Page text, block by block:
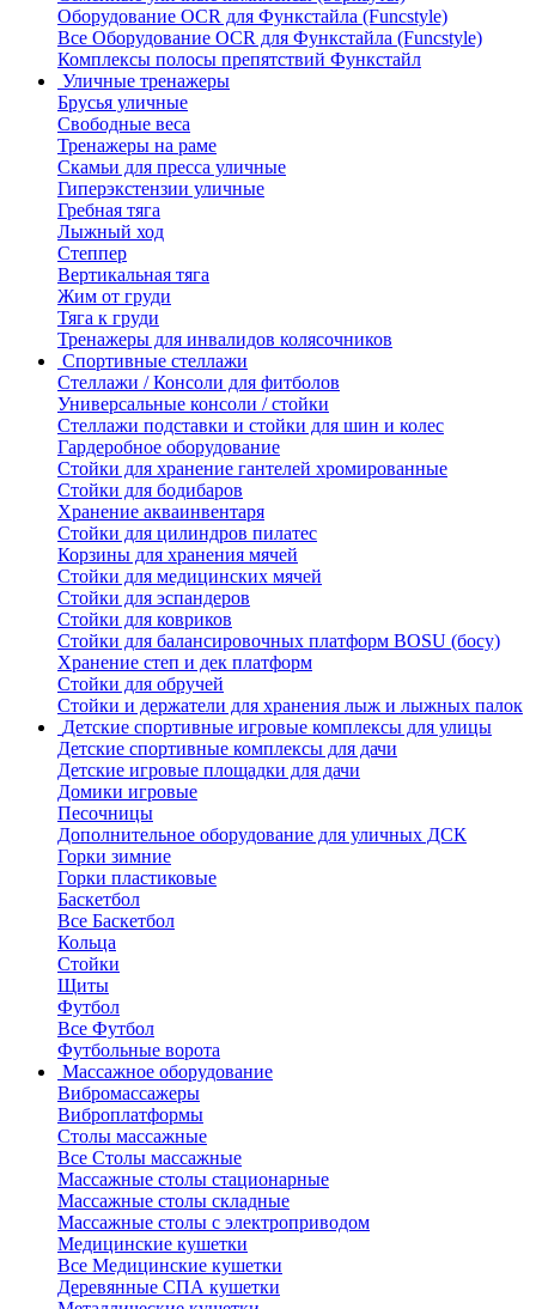
Оборудование OCR для Функстайла (Funcstyle)
Все Оборудование OCR для Функстайла (Funcstyle)
Комплексы полосы препятствий Функстайл
Уличные тренажеры
Брусья уличные
Свободные веса
Тренажеры на раме
Скамьи для пресса уличные
Гиперэкстензии уличные
Гребная тяга
Лыжный ход
Степпер
Вертикальная тяга
Жим от груди
Тяга к груди
Тренажеры для инвалидов колясочников
Спортивные стеллажи
Стеллажи / Консоли для фитболов
Универсальные консоли / стойки
Стеллажи подставки и стойки для шин и колес
Гардеробное оборудование
Стойки для хранение гантелей хромированные
Стойки для бодибаров
Хранение акваинвентаря
Стойки для цилиндров пилатес
Корзины для хранения мячей
Стойки для медицинских мячей
Стойки для эспандеров
Стойки для ковриков
Стойки для балансировочных платформ BOSU (босу)
Хранение степ и дек платформ
Стойки для обручей
Стойки и держатели для хранения лыж и лыжных палок
Детские спортивные игровые комплексы для улицы
Детские спортивные комплексы для дачи
Детские игровые площадки для дачи
Домики игровые
Песочницы
Дополнительное оборудование для уличных ДСК
Горки зимние
Горки пластиковые
Баскетбол
Все Баскетбол
Кольца
Стойки
Щиты
Футбол
Все Футбол
Футбольные ворота
Массажное оборудование
Вибромассажеры
Виброплатформы
Столы массажные
Все Столы массажные
Массажные столы стационарные
Массажные столы складные
Массажные столы с электроприводом
Медицинские кушетки
Все Медицинские кушетки
Деревянные СПА кушетки